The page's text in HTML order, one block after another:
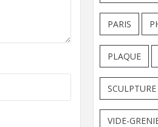
PARIS
PLAQUE
SCULPTURE
VIDE-